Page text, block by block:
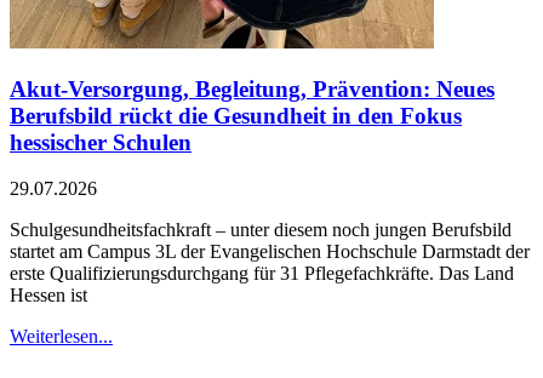
Akut-Versorgung, Begleitung, Prävention: Neues
Berufsbild rückt die Gesundheit in den Fokus
hessischer Schulen
29.07.2026
Schulgesundheitsfachkraft – unter diesem noch jungen Berufsbild
startet am Campus 3L der Evangelischen Hochschule Darmstadt der
erste Qualifizierungsdurchgang für 31 Pflegefachkräfte. Das Land
Hessen ist
Weiterlesen...